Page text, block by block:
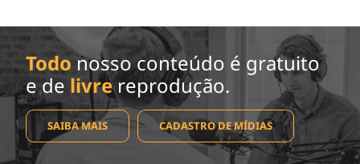
Todo nosso conteúdo é gratuito
e de livrereprodução.
SAIBA MAIS CADASTRO DE MÍDIAS